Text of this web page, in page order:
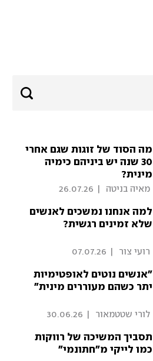
מה הסוד של זוגות שגם אחרי
30 שנה יש ביניהם כימיה
מינית?
מאיה בניטה 26.07.26
למה אנחנו נמשכים לאנשים
שלא זמינים רגשית?
רועי צור 07.07.26
"אנשים נוטים לאופטימיות
יתר כשהם מעוררים מינית"
לורי שטטמאור 30.06.26
תסביך המשיכה של רווקות
כמו לייקי מ"חתונמי"